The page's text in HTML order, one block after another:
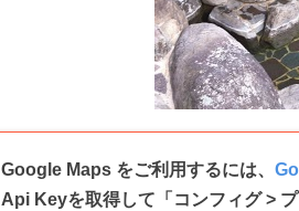
Google Maps をご利用するには、
Api Keyを取得して「コンフィグ >